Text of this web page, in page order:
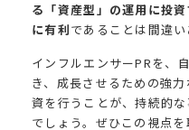
る「資産型」の運用に投
に有利であることは間違い
インフルエンサーPRを、
き、成長させるための強
資を行うことが、持続的
でしょう。ぜひこの視点